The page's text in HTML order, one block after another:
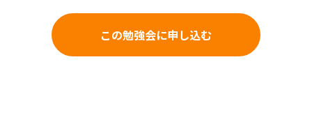
この勉強会に申し込む